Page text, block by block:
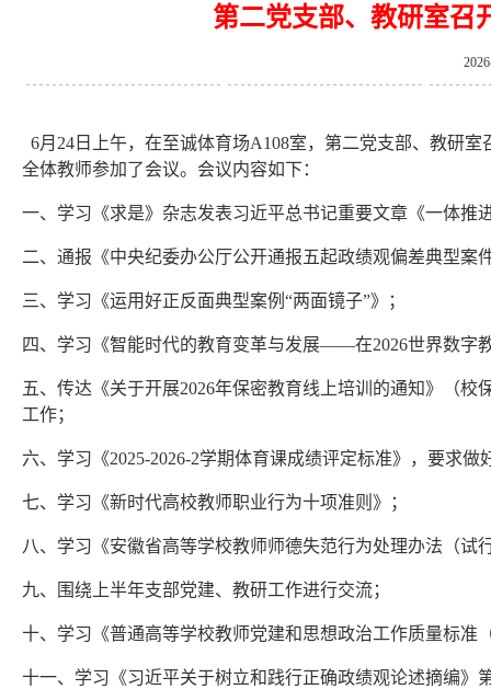
第二党支部、教研室召
6月24日上午，在至诚体育场A108室，第二党支部、教研
全体教师参加了会议。会议内容如下：
一、学习《求是》杂志发表习近平总书记重要文章《一体推
二、通报《中央纪委办公厅公开通报五起政绩观偏差典型案
三、学习《运用好正反面典型案例“两面镜子”》；
四、学习《智能时代的教育变革与发展——在2026世界数字
五、传达《关于开展2026年保密教育线上培训的通知》（
工作；
六、学习《2025-2026-2学期体育课成绩评定标准》，要求
七、学习《新时代高校教师职业行为十项准则》；
八、学习《安徽省高等学校教师师德失范行为处理办法（试
九、围绕上半年支部党建、教研工作进行交流；
十、学习《普通高等学校教师党建和思想政治工作质量标准
十一、学习《习近平关于树立和践行正确政绩观论述摘编》